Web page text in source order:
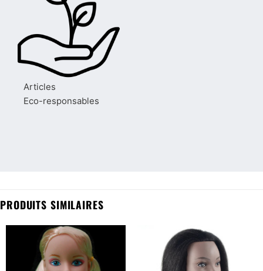
Articles
Eco-responsables
PRODUITS SIMILAIRES